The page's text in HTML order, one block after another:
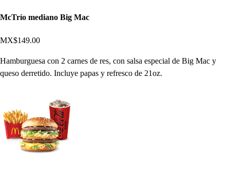
McTrío mediano Big Mac
MX$149.00
Hamburguesa con 2 carnes de res, con salsa especial de Big Mac y
queso derretido. Incluye papas y refresco de 21oz.